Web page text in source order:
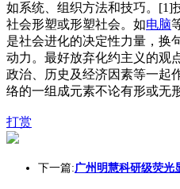
如系统、组织方法和技巧。[1]
社会形塑或形塑社会。如电脑
是社会进化的决定性力量，换
动力。最好放弃化约主义的观
政治、历史及经济因素等一起
络的一组成元素不论有形或无形
打赏
下一篇:广州明慧科研级荧光